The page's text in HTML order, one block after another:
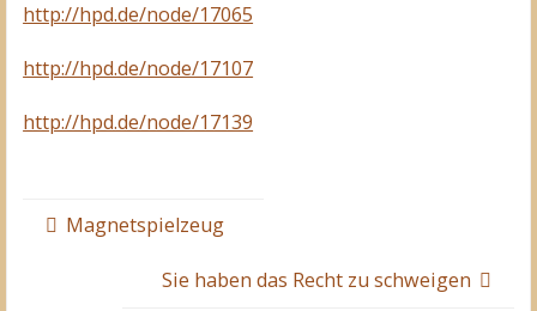
http://hpd.de/node/17065
http://hpd.de/node/17107
http://hpd.de/node/17139
Magnetspielzeug
Sie haben das Recht zu schweigen